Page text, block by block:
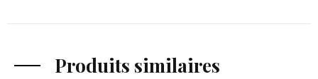
Produits similaires